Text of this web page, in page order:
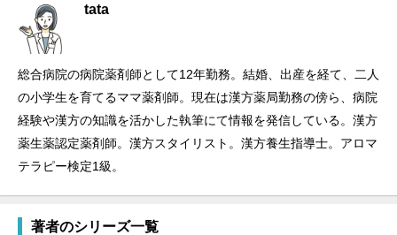
tata
総合病院の病院薬剤師として12年勤務。結婚、出産を経て、二人
の小学生を育てるママ薬剤師。現在は漢方薬局勤務の傍ら、病院
経験や漢方の知識を活かした執筆にて情報を発信している。漢方
薬生薬認定薬剤師。漢方スタイリスト。漢方養生指導士。アロマ
テラピー検定1級。
著者のシリーズ一覧